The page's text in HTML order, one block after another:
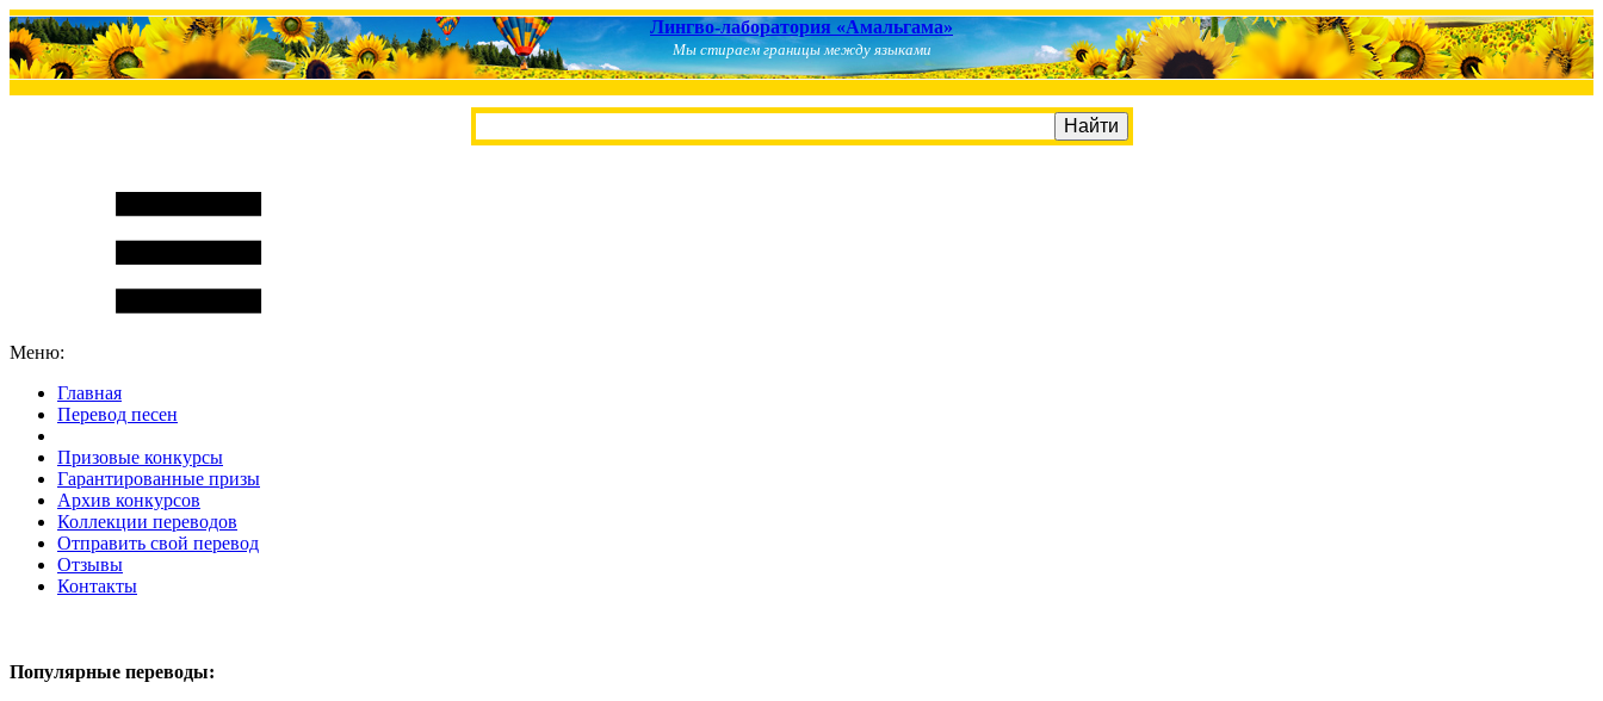
Лингво-лаборатория «Амальгама»
Мы стираем границы между языками
Меню:
Главная
Перевод песен
Призовые конкурсы
Гарантированные призы
Архив конкурсов
Коллекции переводов
Отправить свой перевод
Отзывы
Контакты
Популярные переводы: